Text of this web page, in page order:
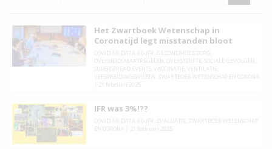
Het Zwartboek Wetenschap in
Coronatijd legt misstanden bloot
COVID-19, DATA-R0-IFR GEZONDHEIDSZORG
OVERHEIDSMAATREGELEN OVERSTERFTE SOCIALE GEVOLGEN
SUPERSPREAD EVENTS, VACCINATIE VENTILATIE
VERSPREIDINGSWIJZEN ZWARTBOEK WETENSCHAP EN CORONA
21 februari 2025
IFR was 3%!??
COVID-19, DATA-R0-IFR EVALUATIE
ZWARTBOEK WETENSCHAP
EN CORONA
21 februari 2025